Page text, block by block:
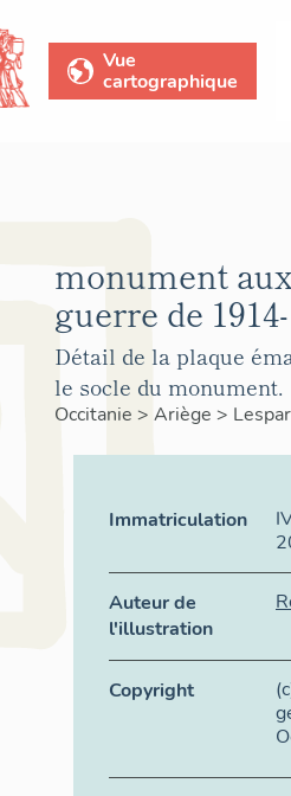
Vue
cartographique
monument
guerre de
Détail de la plaque
le socle du monument.
Occitanie > Ariège >
Immatriculation
Auteur de
l'illustration
Copyright